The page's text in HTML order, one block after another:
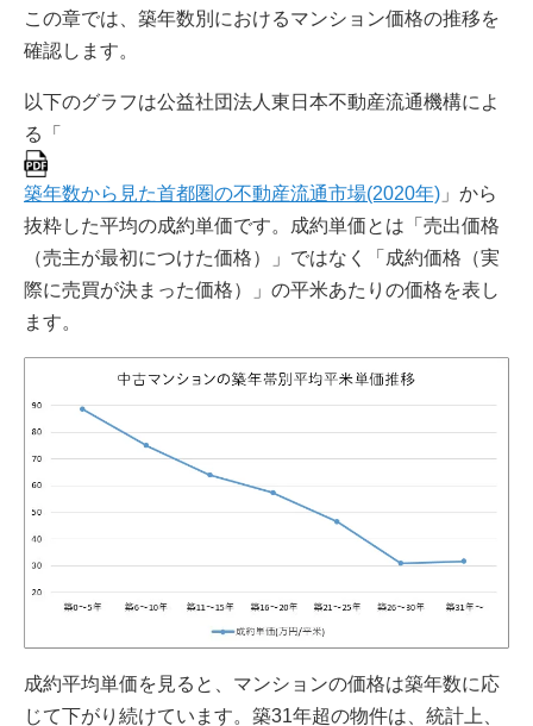
この章では、築年数別におけるマンション価格の推移を
確認します。
以下のグラフは公益社団法人東日本不動産流通機構によ
る「
築年数から見た首都圏の不動産流通市場(2020年) 」から
抜粋した平均の成約単価です。成約単価とは「売出価格
（売主が最初につけた価格）」ではなく「成約価格（実
際に売買が決まった価格）」の平米あたりの価格を表し
ます。
成約平均単価を見ると、マンションの価格は築年数に応
じて下がり続けています。築31年超の物件は、統計上、